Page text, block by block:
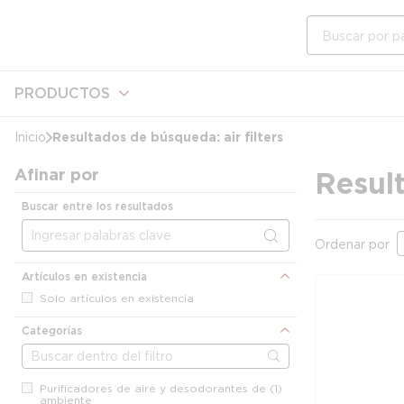
PRODUCTOS
Inicio Resultados de búsqueda: air filters
Afinar por
Buscar entre los resultados
Artículos en existencia
Solo artículos en existencia
Categorías
Purificadores de aire y desodorantes de
ambiente
(1)
Ordenar por